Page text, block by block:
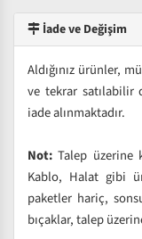
İade ve Değişim
Aldığınız ürünler,
ve tekrar satılabilir
iade alınmaktadır.
Not: Talep üzerine
Kablo, Halat gibi
paketler hariç,
bıçaklar, talep